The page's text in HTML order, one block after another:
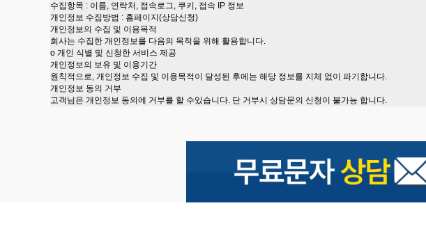
수집항목 : 이름, 연락처, 접속로그, 쿠키, 접속 IP 정보
개인정보 수집방법 : 홈페이지(상담신청)
개인정보의 수집 및 이용목적
회사는 수집한 개인정보를 다음의 목적을 위해 활용합니다.
ο 개인 식별 및 신청한 서비스 제공
개인정보의 보유 및 이용기간
원칙적으로, 개인정보 수집 및 이용목적이 달성된 후에는 해당 정보를 지체 없이 파기합니다.
개인정보 동의 거부
고객님은 개인정보 동의에 거부를 할 수있습니다. 단 거부시 상담문의 신청이 불가능 합니다.